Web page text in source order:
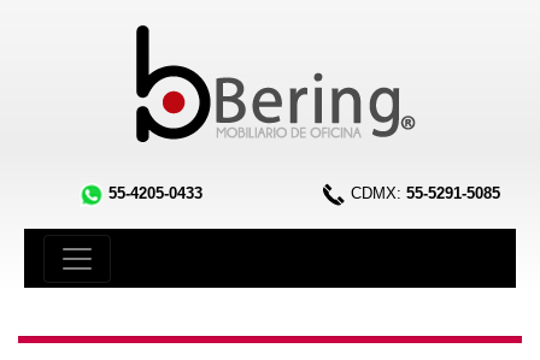
55-4205-0433 CDMX: 55-5291-5085